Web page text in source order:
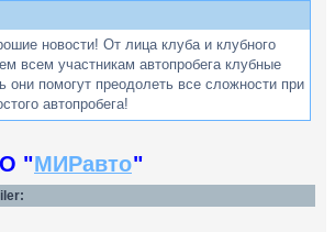
новости! От лица клуба и клубного
всем участникам автопробега клубные
помогут преодолеть все сложности при
автопробега!
"МИРавто"